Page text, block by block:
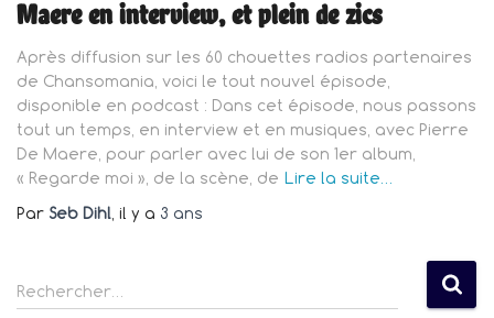
Maere en interview, et plein de zics
Après diffusion sur les 60 chouettes radios partenaires
de Chansomania, voici le tout nouvel épisode,
disponible en podcast : Dans cet épisode, nous passons
tout un temps, en interview et en musiques, avec Pierre
De Maere, pour parler avec lui de son 1er album,
« Regarde moi », de la scène, de Lire la suite…
Par Seb Dihl, il y a 3 ans
R
e
Rechercher…